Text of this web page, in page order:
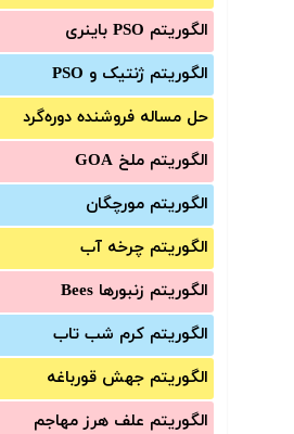
الگوریتم PSO باینری
الگوریتم ژنتیک و PSO
حل مساله فروشنده دوره‌گرد
الگوریتم ملخ GOA
الگوریتم مورچگان
الگوریتم چرخه آب
الگوریتم زنبورها Bees
الگوریتم کرم شب تاب
الگوریتم جهش قورباغه
الگوریتم علف هرز مهاجم